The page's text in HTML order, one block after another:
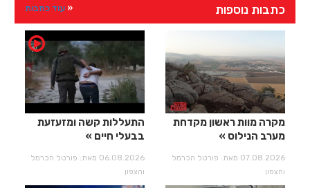
כתבות נוספות עוד כתבות
מקרה מוות ראשון מקדחת
מערב הנילוס
07.08.2026 מאת: פורטל הכרמל
והצפון
התעללות קשה ומזעזעת
בבעלי חיים
06.08.2026 מאת: פורטל הכרמל
והצפון